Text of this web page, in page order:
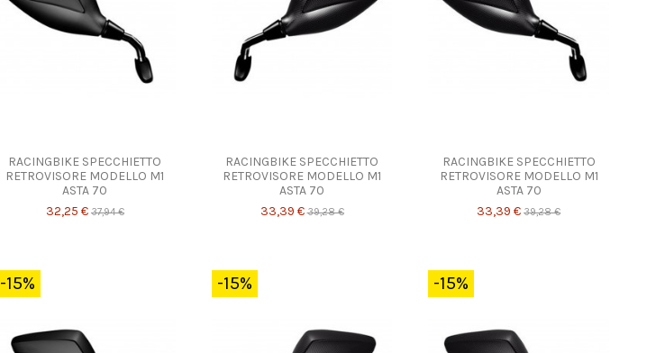
RACINGBIKE SPECCHIETTO
RETROVISORE MODELLO M1
ASTA 70
32,25 € 37,94 €
RACINGBIKE SPECCHIETTO
RETROVISORE MODELLO M1
ASTA 70
33,39 € 39,28 €
RACINGBIKE SPECCHIETTO
RETROVISORE MODELLO M1
ASTA 70
33,39 € 39,28 €
-15% -15% -15%